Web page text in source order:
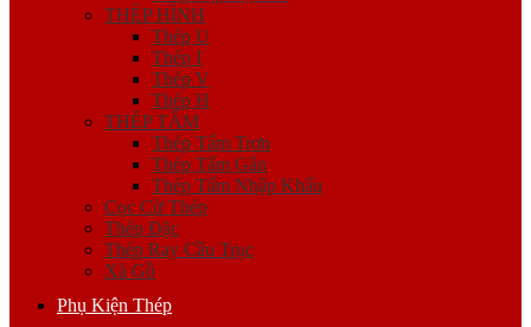
THÉP HÌNH
Thép U
Thép I
Thép V
Thép H
THÉP TẤM
Thép Tấm Trơn
Thép Tấm Gân
Thép Tấm Nhập Khẩu
Cọc Cừ Thép
Thép Đặc
Thép Ray Cầu Trục
Xà Gồ
Phụ Kiện Thép